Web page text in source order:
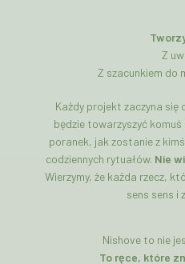
Z
Z szacunkiem do
Każdy projekt zaczyna się
będzie towarzyszyć
poranek, jak zostanie z
codziennych rytuałów. Nie
Wierzymy, że każda rzecz,
sens sens i
Nishove to nie
To ręce, które